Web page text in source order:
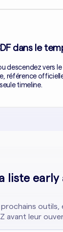
dans le
descendez vers
référence
timeline.
liste early
outils,
avant leur